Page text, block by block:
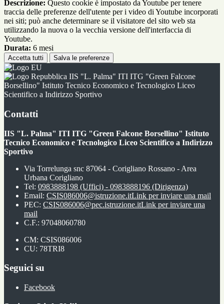
Descrizione: Questo cookie è impostato da Youtube per tenere
traccia delle preferenze dell'utente per i video di Youtube incorporati
nei siti; può anche determinare se il visitatore del sito web sta
utilizzando la nuova o la vecchia versione dell'interfaccia di
Youtube.
Durata: 6 mesi
Accetta tutti Salva le preferenze
IIS "L. Palma" ITI ITG "Green Falcone
Borsellino" Istituto Tecnico Economico e Tecnologico Liceo
Scientifico a Indirizzo Sportivo
Contatti
IIS "L. Palma" ITI ITG "Green Falcone Borsellino" Istituto
Tecnico Economico e Tecnologico Liceo Scientifico a Indirizzo
Sportivo
Via Torrelunga snc 87064 - Corigliano Rossano - Area
Urbana Corigliano
Tel: 0983888198 (Uffici) - 0983888196 (Dirigenza)
Email: CSIS086006@istruzione.itLink per inviare una mail
PEC: CSIS086006@pec.istruzione.itLink per inviare una
mail
C.F.: 97048060780
CM: CSIS086006
CU: 78TRI8
Seguici su
Facebook